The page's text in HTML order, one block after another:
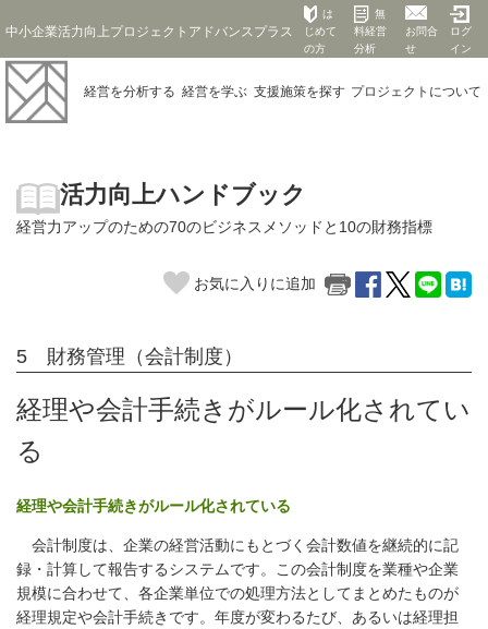
中小企業活力向上プロジェクトアドバンスプラス
は
じめて
の方
無
料経営
分析
お問合
せ
ログ
イン
経営を分析する 経営を学ぶ 支援施策を探す プロジェクト について
活力向上ハンドブック
経営力アップのための70のビジネスメソッドと10の財務指標
お気に入りに追加
5 財務管理（会計制度）
経理や会計手続きがルール化されてい
る
経理や会計手続きがルール化されている
会計制度は、企業の経営活動にもとづく会計数値を継続的に記
録・計算して報告するシステムです。この会計制度を業種や企業
規模に合わせて、各企業単位での処理方法としてまとめたものが
経理規定や会計手続きです。年度が変わるたび、あるいは経理担